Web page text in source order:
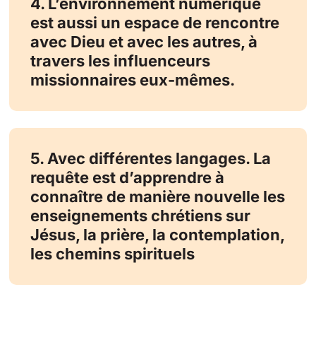
est aussi un espace de rencontre
avec Dieu et avec les autres, à
travers les influenceurs
missionnaires eux-mêmes.
5. Avec différentes langages. La
requête est d’apprendre à
connaître de manière nouvelle les
enseignements chrétiens sur
Jésus, la prière, la contemplation,
les chemins spirituels